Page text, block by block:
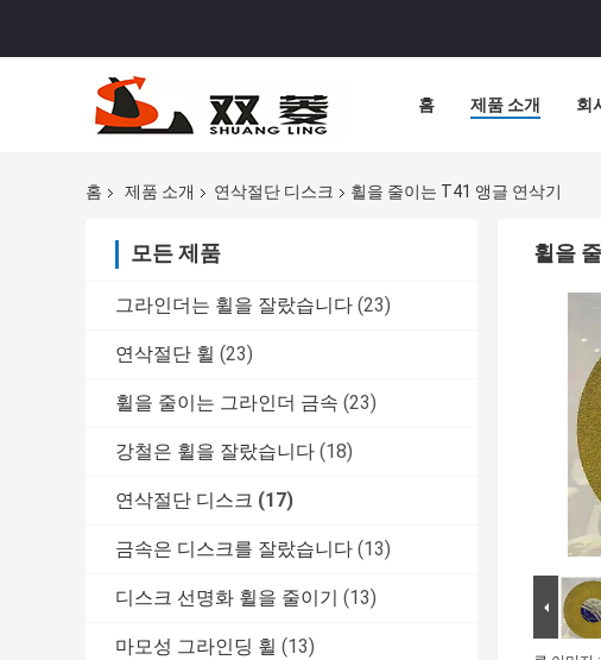
홈 제품 소개 회
홈 제품 소개 연삭절단 디스크 휠을 줄이는 T41 앵글 연삭기
모든 제품
그라인더는 휠을 잘랐습니다 (23)
연삭절단 휠 (23)
휠을 줄이는 그라인더 금속 (23)
강철은 휠을 잘랐습니다 (18)
연삭절단 디스크 (17)
금속은 디스크를 잘랐습니다 (13)
디스크 선명화 휠을 줄이기 (13)
마모성 그라인딩 휠 (13)
휠을